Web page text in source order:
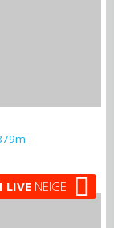
LIVE NEIGE